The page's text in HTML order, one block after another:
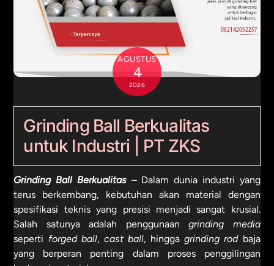
AGUSTUS
4
2026
Grinding Ball Berkualitas
untuk Industri | PT ZKS
Grinding Ball Berkualitas– Dalam dunia industri yang
terus berkembang, kebutuhan akan material dengan
spesifikasi teknis yang presisi menjadi sangat krusial.
Salah satunya adalah penggunaangrinding media
seperti forged ball, cast ball, hinggagrinding rodbaja
yang berperan penting dalam proses penggilingan